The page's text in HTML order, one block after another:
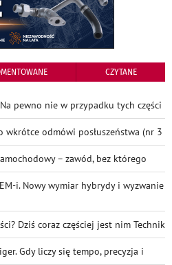
CZYTANE
pewno nie w przypadku tych części
wkrótce odmówi posłuszeństwa (nr 3
– zawód, bez którego
i. Nowy wymiar hybrydy i wyzwanie
Dziś coraz częściej jest nim Technik
Gdy liczy się tempo, precyzja i